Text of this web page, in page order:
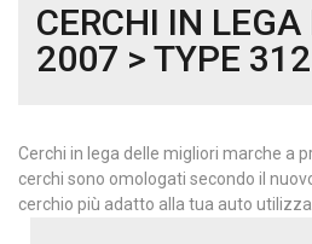
CERCHI IN
2007 > TYPE 312
Cerchi in lega delle migliori marche a
cerchi sono omologati secondo il
cerchio più adatto alla tua auto